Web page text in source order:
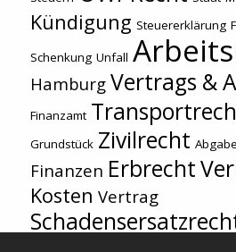
Kündigung Steuererklärung
Schenkung Unfall
Hamburg Vertrags &
Finanzamt
Grundstück Zivilrecht
Finanzen Erbrecht
Kosten Vertrag